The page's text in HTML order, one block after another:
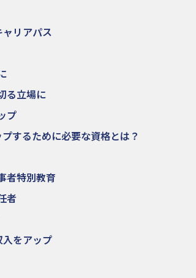
リアパス
る立場に
プ
するために必要な資格とは？
者特別教育
者
をアップ